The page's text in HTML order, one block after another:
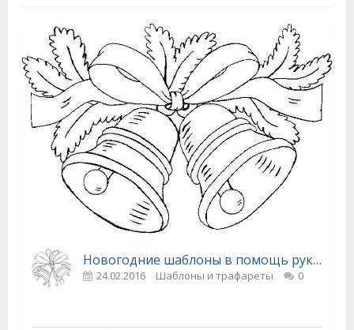
Новогодние шаблоны в помощь рукодельницам!
24.02.2016 Шаблоны и трафареты 0